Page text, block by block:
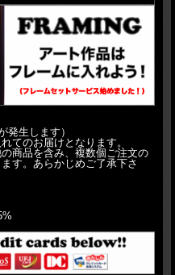
発生します）
てのお届けとなります。
商品を含み、複数個ご注文の
す。あらかじめご了承下さ